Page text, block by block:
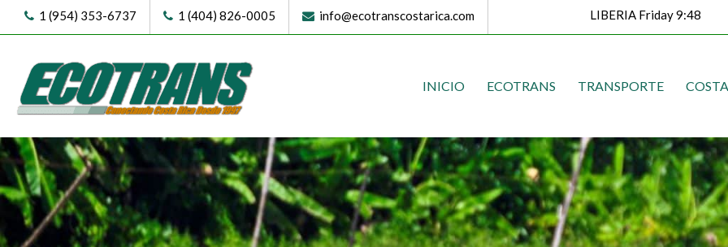
1 (954) 353-6737 1 (404) 826-0005 info@ecotranscostarica.com
INICIO ECOTRANS TRANSPORTE
LIBERIA Friday 9:48